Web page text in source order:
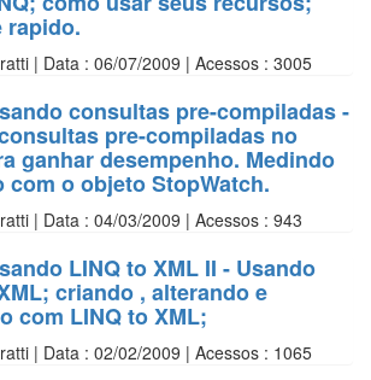
rapido.
| Data : 06/07/2009 | Acessos : 3005
consultas pre-compiladas -
pre-compiladas no
ganhar desempenho. Medindo
com o objeto StopWatch.
| Data : 04/03/2009 | Acessos : 943
LINQ to XML II - Usando
criando , alterando e
com LINQ to XML;
| Data : 02/02/2009 | Acessos : 1065